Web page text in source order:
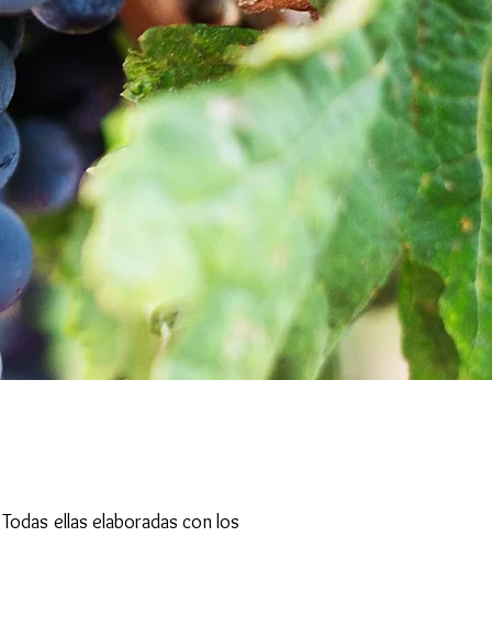
ellas elaboradas con los